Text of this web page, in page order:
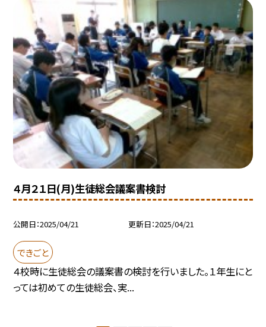
４月２１日(月)生徒総会議案書検討
公開日 2025/04/21 更新日 2025/04/21
できごと
４校時に生徒総会の議案書の検討を行いました。１年生にと
っては初めての生徒総会、実...